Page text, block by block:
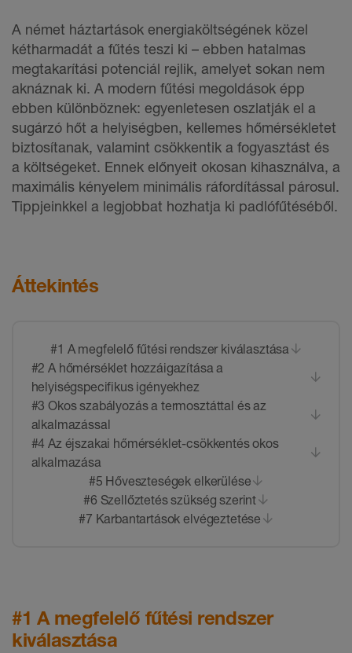
A német háztartások energiaköltségének közel
kétharmadát a fűtés teszi ki – ebben hatalmas
megtakarítási potenciál rejlik, amelyet sokan nem
aknáznak ki. A modern fűtési megoldások épp
ebben különböznek: egyenletesen oszlatják el a
sugárzó hőt a helyiségben, kellemes hőmérsékletet
biztosítanak, valamint csökkentik a fogyasztást és
a költségeket. Ennek előnyeit okosan kihasználva, a
maximális kényelem minimális ráfordítással párosul.
Tippjeinkkel a legjobbat hozhatja ki padlófűtéséből.
Áttekintés
#1 A megfelelő fűtési rendszer kiválasztása
#2 A hőmérséklet hozzáigazítása a
helyiségspecifikus igényekhez
#3 Okos szabályozás a termosztáttal és az
alkalmazással
#4 Az éjszakai hőmérséklet-csökkentés okos
alkalmazása
#5 Hőveszteségek elkerülése
#6 Szellőztetés szükség szerint
#7 Karbantartások elvégeztetése
#1 A megfelelő fűtési rendszer
kiválasztása